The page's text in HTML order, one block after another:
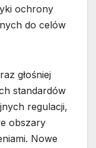
ochrony
do celów
głośniej
standardów
regulacji,
obszary
Nowe